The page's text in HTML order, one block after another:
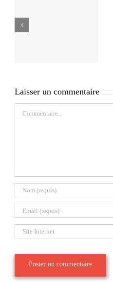
Laisser un commentaire
Commentaire